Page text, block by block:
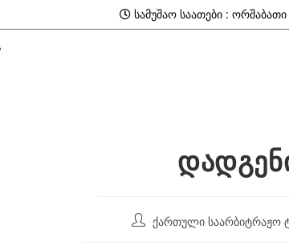
სამუშაო საათები : ორშაბათი
Post ქართული საარბიტრაჟო